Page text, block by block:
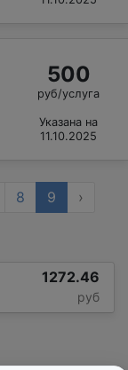
500
руб/услуга
Указана на
11.10.2025
8 9 ›
1272.46
руб